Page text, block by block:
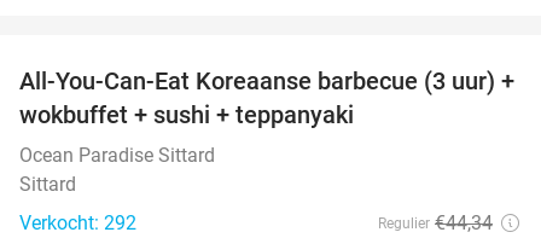
21%
All-You-Can-Eat Koreaanse barbecue (3 uur) +
wokbuffet + sushi + teppanyaki
Ocean Paradise Sittard
Sittard
Verkocht: 292
Regulier €44,34